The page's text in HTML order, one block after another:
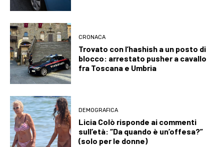
CRONACA
Trovato con l’hashish a un posto di
blocco: arrestato pusher a cavallo
fra Toscana e Umbria
DEMOGRAFICA
Licia Colò risponde ai commenti
sull’età: “Da quando è un’offesa?”
(solo per le donne)